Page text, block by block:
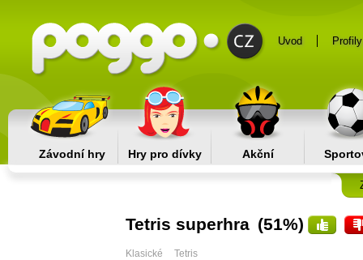
Uvod Profily
Závodní hry Hry pro dívky Akční
Tetris superhra (51%)
Klasické Tetris